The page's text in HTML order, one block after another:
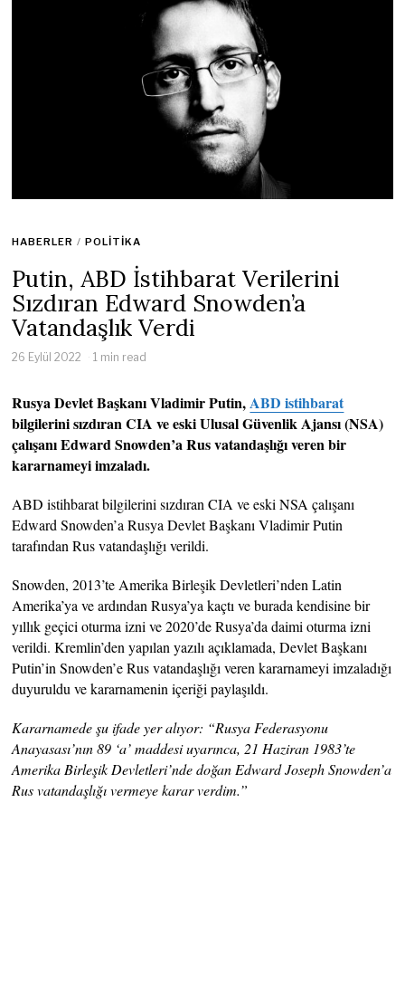
HABERLER / POLITIKA
Putin, ABD İstihbarat Verilerini
Sızdıran Edward Snowden’a
Vatandaşlık Verdi
26 Eylül 2022 1 min read
Rusya Devlet Başkanı Vladimir Putin,ABD istihbarat
bilgilerini sızdıran CIA ve eski Ulusal Güvenlik Ajansı (NSA)
çalışanı Edward Snowden’a Rus vatandaşlığı veren bir
kararnameyi imzaladı.
ABD istihbarat bilgilerini sızdıran CIA ve eski NSA çalışanı
Edward Snowden’a Rusya Devlet Başkanı Vladimir Putin
tarafından Rus vatandaşlığı verildi.
Snowden, 2013’te Amerika Birleşik Devletleri’nden Latin
Amerika’ya ve ardından Rusya’ya kaçtı ve burada kendisine bir
yıllık geçici oturma izni ve 2020’de Rusya’da daimi oturma izni
verildi. Kremlin’den yapılan yazılı açıklamada, Devlet Başkanı
Putin’in Snowden’e Rus vatandaşlığı veren kararnameyi imzaladığı
duyuruldu ve kararnamenin içeriği paylaşıldı.
Kararnamede şu ifade yer alıyor: “Rusya Federasyonu
Anayasası’nın 89 ‘a’ maddesi uyarınca, 21 Haziran 1983’te
Amerika Birleşik Devletleri’nde doğan Edward Joseph Snowden’a
Rus vatandaşlığı vermeye karar verdim.”